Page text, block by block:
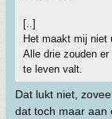
[..]
Het maakt mij niet
Alle drie zouden
te leven valt.
Dat lukt niet,
dat toch maar aan